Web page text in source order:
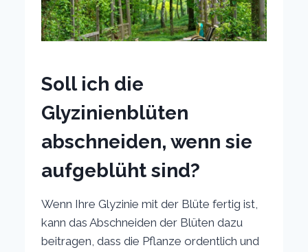
Soll ich die
Glyzinienblüten
abschneiden, wenn sie
aufgeblüht sind?
Wenn Ihre Glyzinie mit der Blüte fertig ist,
kann das Abschneiden der Blüten dazu
beitragen, dass die Pflanze ordentlich und